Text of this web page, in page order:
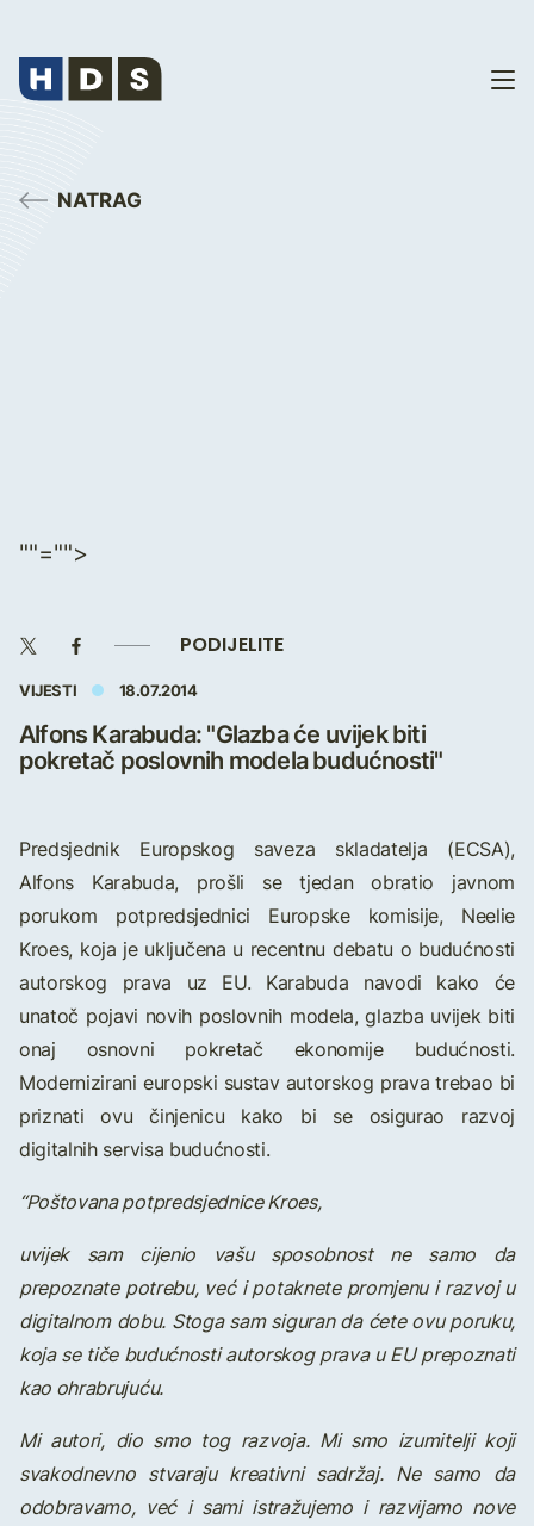
NATRAG
""="">
PODIJELITE
VIJESTI 18.07.2014
Alfons Karabuda: "Glazba će uvijek biti
pokretač poslovnih modela budućnosti"
Predsjednik Europskog saveza skladatelja (ECSA),
Alfons Karabuda, prošli se tjedan obratio javnom
porukom potpredsjednici Europske komisije, Neelie
Kroes, koja je uključena u recentnu debatu o budućnosti
autorskog prava uz EU. Karabuda navodi kako će
unatoč pojavi novih poslovnih modela, glazba uvijek biti
onaj osnovni pokretač ekonomije budućnosti.
Modernizirani europski sustav autorskog prava trebao bi
priznati ovu činjenicu kako bi se osigurao razvoj
digitalnih servisa budućnosti.
“Poštovana potpredsjednice Kroes,
uvijek sam cijenio vašu sposobnost ne samo da
prepoznate potrebu, već i potaknete promjenu i razvoj u
digitalnom dobu. Stoga sam siguran da ćete ovu poruku,
koja se tiče budućnosti autorskog prava u EU prepoznati
kao ohrabrujuću.
Mi autori, dio smo tog razvoja. Mi smo izumitelji koji
svakodnevno stvaraju kreativni sadržaj. Ne samo da
odobravamo, već i sami istražujemo i razvijamo nove